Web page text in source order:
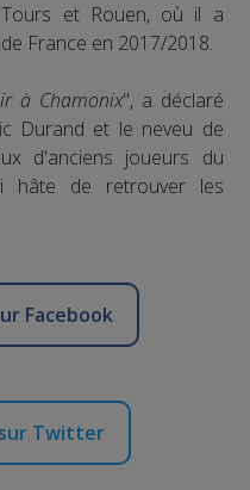
et Rouen, où il a
France en 2017/2018.
à Chamonix", a déclaré
Durand et le neveu de
d'anciens joueurs du
hâte de retrouver les
Facebook
Twitter